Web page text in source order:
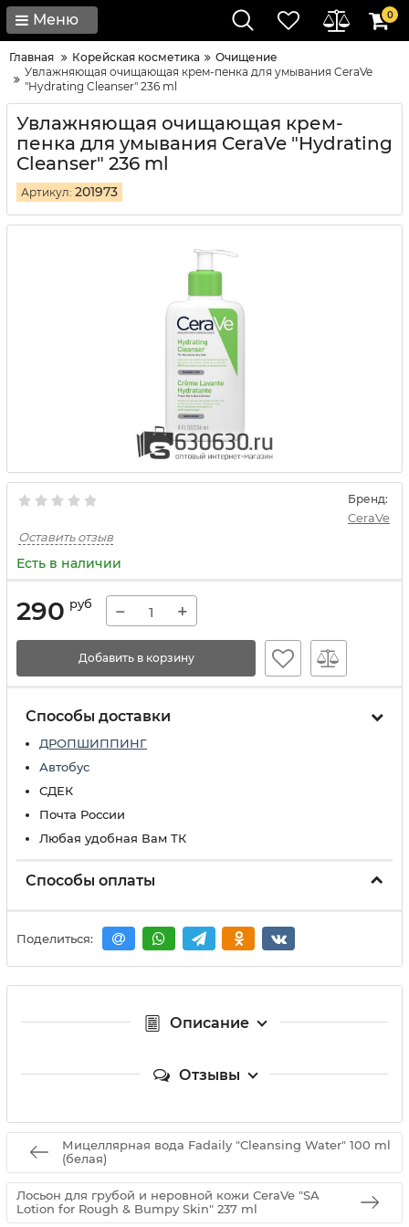
Меню 0
Главная Корейская косметика
Очищение
Увлажняющая очищающая крем-пенка для умывания CeraVe
"Hydrating Cleanser" 236 ml
Увлажняющая очищающая крем-
пенка для умывания CeraVe "Hydrating
Cleanser" 236 ml
Артикул: 201973
Бренд:
CeraVe
Оставить отзыв
Есть в наличии
290 руб − +
Добавить в корзину
Способы доставки
ДРОПШИППИНГ
Автобус
СДЕК
Почта России
Любая удобная Вам ТК
Способы оплаты
Поделиться:
Описание
Отзывы
Мицеллярная вода Fadaily "Cleansing Water" 100 ml
(белая)
Лосьон для грубой и неровной кожи CeraVe "SA
Lotion for Rough & Bumpy Skin" 237 ml